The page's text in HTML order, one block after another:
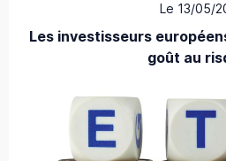
Le 13/05/
Les investisseurs
goût au